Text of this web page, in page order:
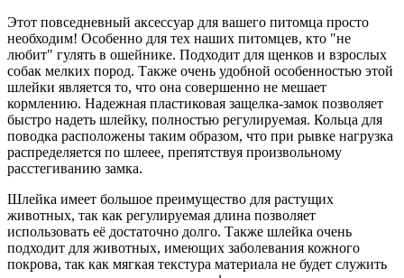
Этот повседневный аксессуар для вашего питомца просто
необходим! Особенно для тех наших питомцев, кто "не
любит" гулять в ошейнике. Подходит для щенков и взрослых
собак мелких пород. Также очень удобной особенностью этой
шлейки является то, что она совершенно не мешает
кормлению. Надежная пластиковая защелка-замок позволяет
быстро надеть шлейку, полностью регулируемая. Кольца для
поводка расположены таким образом, что при рывке нагрузка
распределяется по шлеее, препятствуя произвольному
расстегиванию замка.
Шлейка имеет большое преимущество для растущих
животных, так как регулируемая длина позволяет
использовать её достаточно долго. Также шлейка очень
подходит для животных, имеющих заболевания кожного
покрова, так как мягкая текстура материала не будет служить